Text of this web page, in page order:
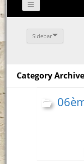
Sidebar
Category